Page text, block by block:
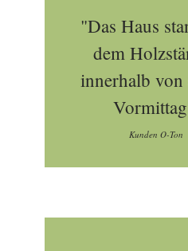
"Das Haus
dem
innerhalb von
Kunden O-Ton